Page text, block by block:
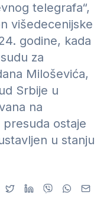
telegrafa“,
višedecenijske
godine, kada
za
Miloševića,
Srbije u
na
ostaje
u stanju